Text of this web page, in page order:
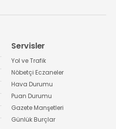
Servisler
Yol ve Trafik
Nöbetçi Eczaneler
Hava Durumu
Puan Durumu
Gazete Manşetleri
Günlük Burçlar